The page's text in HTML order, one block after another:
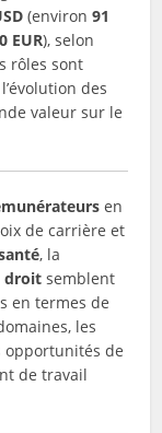
(environ91
EUR), selon
rôles sont
des
valeur sur le
en
de carrière et
, la
droit semblent
en termes de
les
opportunités de
de travail